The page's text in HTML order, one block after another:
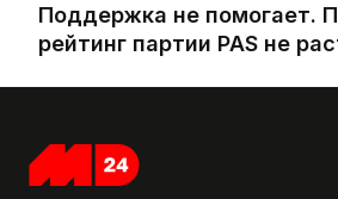
Поддержка не помогает.
рейтинг партии PAS не